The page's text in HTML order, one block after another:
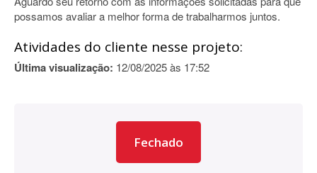
possamos avaliar a melhor forma de trabalharmos juntos.
Atividades do cliente nesse projeto:
Última visualização: 12/08/2025 às 17:52
Fechado